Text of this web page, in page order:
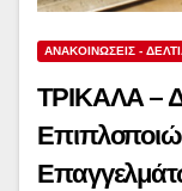
ΑΝΑΚΟΙΝΏΣΕΙΣ -
ΤΡΙΚΑΛΑ –